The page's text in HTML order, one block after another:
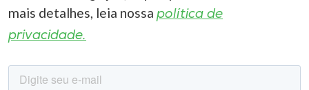
mais detalhes, leia nossa política de
privacidade.